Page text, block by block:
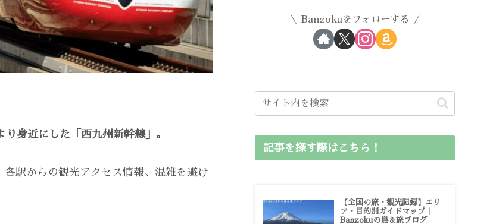
身近にした「西九州新幹線」。
駅からの観光アクセス情報、混雑を避け
Banzokuをフォローする
記事を探す際はこちら！
【全国の旅・観光記録】エリ
ア・目的別ガイドマップ｜
Banzokuの鳥＆旅ブログ